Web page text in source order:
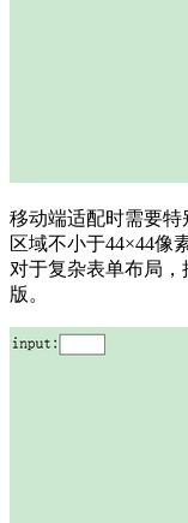
移动端适配时需要
区域不小于44×44像
对于复杂表单布局
版。